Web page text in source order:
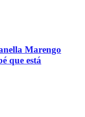
Marengo
que está